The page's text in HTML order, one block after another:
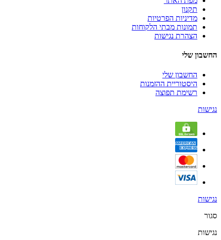
תקנון
מדיניות הפרטיות
תמונות מבתי הלקוחות
הצהרת נגישות
החשבון שלי
החשבון שלי
היסטוריית ההזמנות
רשימת תפוצה
נגישות
נגישות
סגור
נגישות